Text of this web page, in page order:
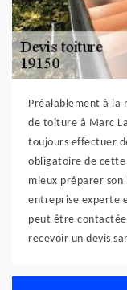
Préalablement à la
de toiture à Marc
toujours effectuer
obligatoire de
mieux préparer
entreprise experte
peut être
recevoir un devis